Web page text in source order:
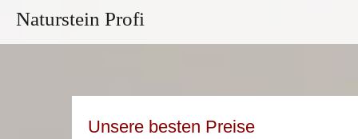
Naturstein Profi
Unsere besten Preise